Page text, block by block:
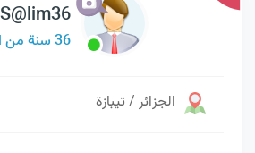
S@lim36
36 سنة من الجزائر
الجزائر / تيبازة